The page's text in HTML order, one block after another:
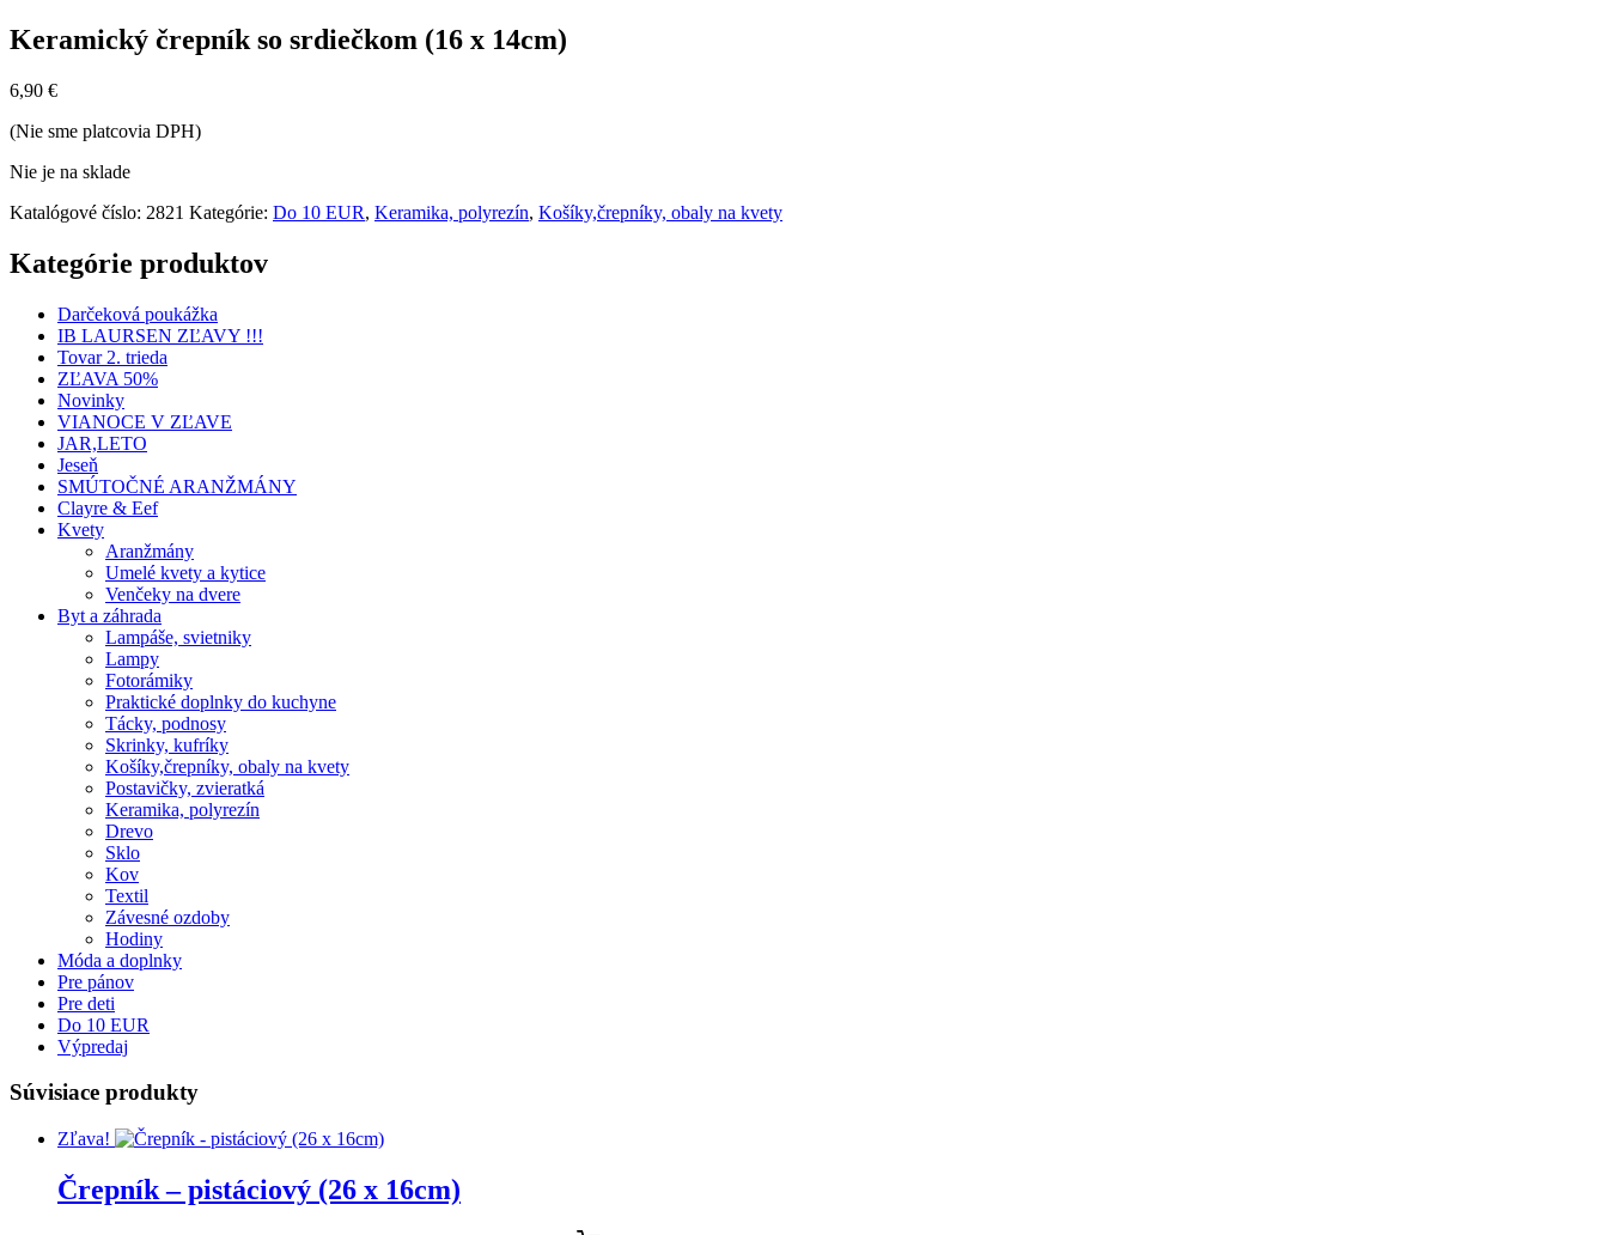
Keramický črepník so srdiečkom (16 x 14cm)
6,90 €
(Nie sme platcovia DPH)
Nie je na sklade
Katalógové číslo: 2821 Kategórie: Do 10 EUR, Keramika, polyrezín, Košíky,črepníky, obaly na kvety
Kategórie produktov
Darčeková poukážka
IB LAURSEN ZĽAVY !!!
Tovar 2. trieda
ZĽAVA 50%
Novinky
VIANOCE V ZĽAVE
JAR,LETO
Jeseň
SMÚTOČNÉ ARANŽMÁNY
Clayre & Eef
Kvety
Aranžmány
Umelé kvety a kytice
Venčeky na dvere
Byt a záhrada
Lampáše, svietniky
Lampy
Fotorámiky
Praktické doplnky do kuchyne
Tácky, podnosy
Skrinky, kufríky
Košíky,črepníky, obaly na kvety
Postavičky, zvieratká
Keramika, polyrezín
Drevo
Sklo
Kov
Textil
Závesné ozdoby
Hodiny
Móda a doplnky
Pre pánov
Pre deti
Do 10 EUR
Výpredaj
Súvisiace produkty
Zľava!
Črepník – pistáciový (26 x 16cm)